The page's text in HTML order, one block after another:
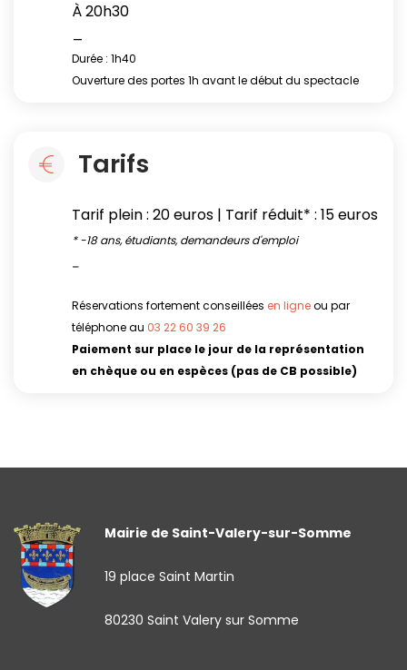
À 20h30
Durée : 1h40
Ouverture des portes 1h avant le début du spectacle
Tarifs
Tarif plein : 20 euros | Tarif réduit* : 15 euros
* -18 ans, étudiants, demandeurs d'emploi
Réservations fortement conseillées en ligneou par
téléphone au 03 22 60 39 26
Paiement sur place le jour de la représentation
en chèque ou en espèces (pas de CB possible)
Mairie de Saint-Valery-sur-Somme
19 place Saint Martin
80230 Saint Valery sur Somme